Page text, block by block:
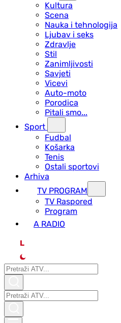
Kultura
Scena
Nauka i tehnologija
Ljubav i seks
Zdravlje
Stil
Zanimljivosti
Savjeti
Vicevi
Auto-moto
Porodica
Pitali smo...
Sport
Fudbal
Košarka
Tenis
Ostali sportovi
Arhiva
TV PROGRAM
ТV Raspored
Program
A RADIO
L